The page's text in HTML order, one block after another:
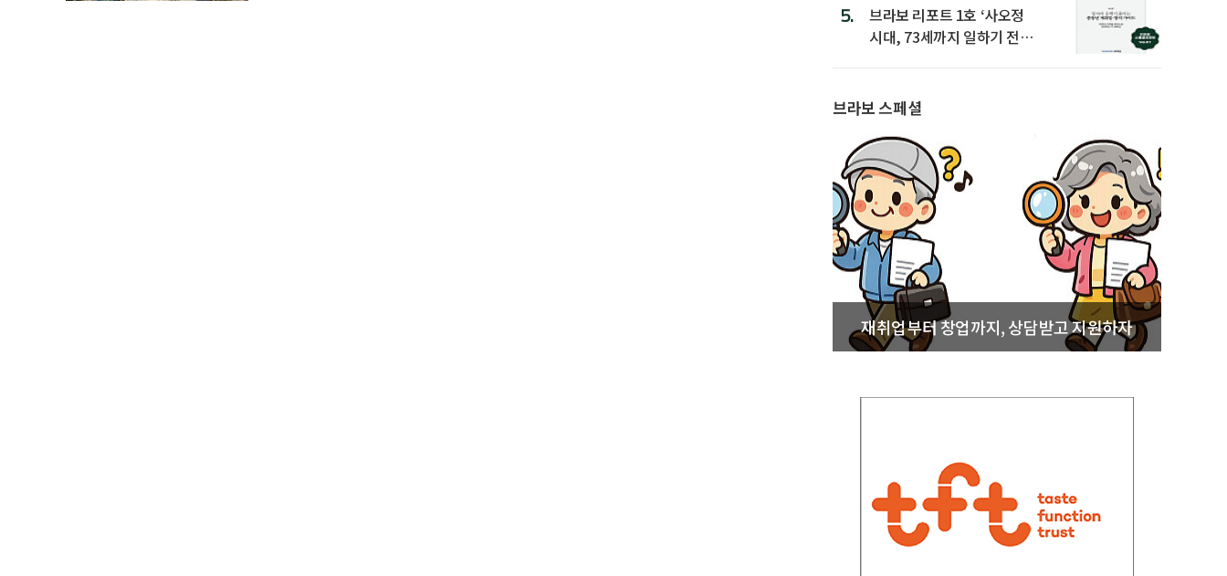
5.
브라보 리포트 1호 ‘사오정
시대, 73세까지 일하기 전략’
브라보 스페셜
재취업부터 창업까지, 상담받고 지원하자